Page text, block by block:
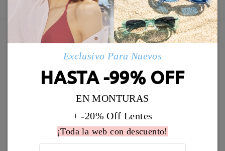
Perfecto, les volveré a comprar. Muchas gracias.
on Mar 5 , 2026
Leer todos los
comentarios
Deje su comentario
5-7 días laborales detalles
Enviado
5-7 días laborales
detalles
Marcos Similares
S59279 19,95 € S27263 36,95 €
Exclusivo Para Nuevos
HASTA -99% OFF
EN MONTURAS
+ -20% Off Lentes
¡Toda la web con descuento!